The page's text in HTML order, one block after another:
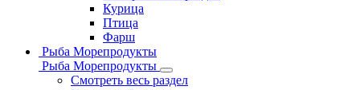
Курица
Птица
Фарш
Рыба Морепродукты
Рыба Морепродукты
Смотреть весь раздел